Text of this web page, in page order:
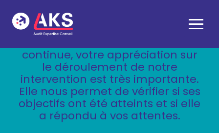
Aller
AGENT IMMOBILIER ET
ADMINISTRATEUR DE BIENS
ARTISAN ET COMMERÇANT
PROFESSION LIBÉRALE
ASSOCIATION ET FONDATION
CRÉATION D’ENTREPRISE
GESTION AU QUOTIDIEN
AUDIT ET CONSEILS
continue, votre appréciation sur
le déroulement de notre
intervention est très importante.
Elle nous permet de vérifier si ses
objectifs ont été atteints et si elle
a répondu à vos attentes.